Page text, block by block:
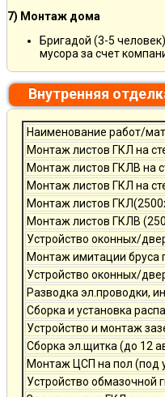
7) Монтаж дома
Бригадой (3-5
мусора за счет
Внутренняя
Наименование работ/
Монтаж листов ГКЛ на
Монтаж листов ГКЛВ на
Монтаж листов ГКЛ на
Монтаж листов
Монтаж листов ГКЛВ
Устройство оконных/
Монтаж имитации бруса
Устройство оконных/
Разводка эл.проводки,
Сборка и установка
Устройство и монтаж
Сборка эл.щитка (до 12
Монтаж ЦСП на пол (под
Устройство обмазочной